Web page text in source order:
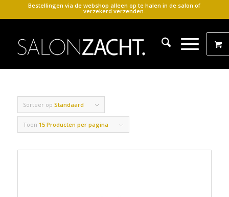
Bestellingen via de webshop alleen op te halen in de salon of
verzekerd verzenden.
Sorteer op Standaard
Toon 15 Producten per pagina